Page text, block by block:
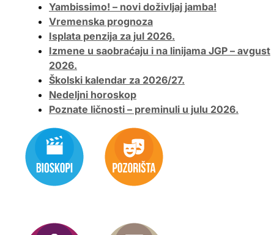
Yambissimo! – novi doživljaj jamba!
Vremenska prognoza
Isplata penzija za jul 2026.
Izmene u saobraćaju i na linijama JGP – avgust
2026.
Školski kalendar za 2026/27.
Nedeljni horoskop
Poznate ličnosti – preminuli u julu 2026.